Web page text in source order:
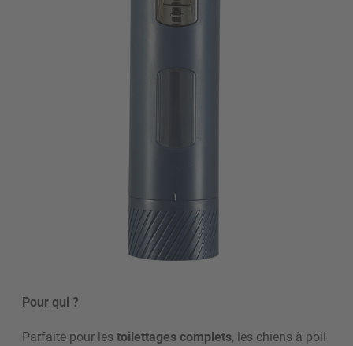
Pour qui ?
Parfaite pour lestoilettages complets, les chiens à poil